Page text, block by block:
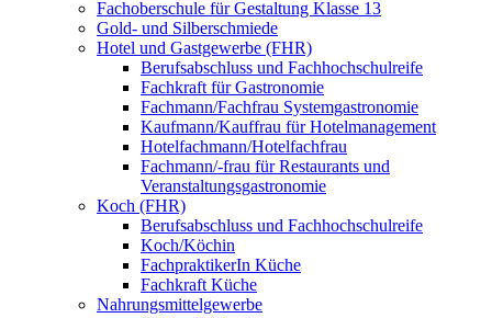
Fachoberschule für Gestaltung Klasse 13
Gold- und Silberschmiede
Hotel und Gastgewerbe (FHR)
Berufsabschluss und Fachhochschulreife
Fachkraft für Gastronomie
Fachmann/Fachfrau Systemgastronomie
Kaufmann/Kauffrau für Hotelmanagement
Hotelfachmann/Hotelfachfrau
Fachmann/-frau für Restaurants und
Veranstaltungsgastronomie
Koch (FHR)
Berufsabschluss und Fachhochschulreife
Koch/Köchin
FachpraktikerIn Küche
Fachkraft Küche
Nahrungsmittelgewerbe